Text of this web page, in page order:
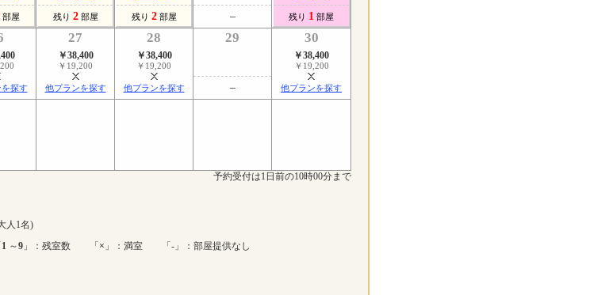
部屋 残り 2 部屋 残り 2 部屋 残り 1 部屋
探す
27
￥38,400
￥19,200
他プランを探す
28
￥38,400
￥19,200
他プランを探す
29 30
￥38,400
￥19,200
他プランを探す
予約受付は1日前の10時00分まで
人1名)
1 ～9 」：残室数 「× 」：満室 「-」：部屋提供なし